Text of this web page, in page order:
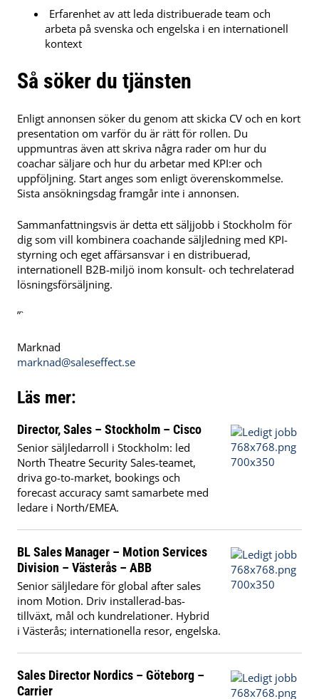
Erfarenhet av att leda distribuerade team och
arbeta på svenska och engelska i en internationell
kontext
Så söker du tjänsten
Enligt annonsen söker du genom att skicka CV och en kort
presentation om varför du är rätt för rollen. Du
uppmuntras även att skriva några rader om hur du
coachar säljare och hur du arbetar med KPI:er och
uppföljning. Start anges som enligt överenskommelse.
Sista ansökningsdag framgår inte i annonsen.
Sammanfattningsvis är detta ett säljjobb i Stockholm för
dig som vill kombinera coachande säljledning med KPI-
styrning och eget affärsansvar i en distribuerad,
internationell B2B-miljö inom konsult- och techrelaterad
lösningsförsäljning.
”`
Marknad
marknad@saleseffect.se
Läs mer:
Director, Sales – Stockholm – Cisco
Senior säljledarroll i Stockholm: led
North Theatre Security Sales-teamet,
driva go-to-market, bookings och
forecast accuracy samt samarbete med
ledare i North/EMEA.
BL Sales Manager – Motion Services
Division – Västerås – ABB
Senior säljledare för global after sales
inom Motion. Driv installerad-bas-
tillväxt, mål och kundrelationer. Hybrid
i Västerås; internationella resor, engelska.
Sales Director Nordics – Göteborg –
Carrier